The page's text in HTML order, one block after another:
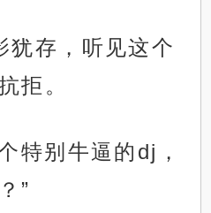
犹存，听见这个
拒。
特别牛逼的dj，
”